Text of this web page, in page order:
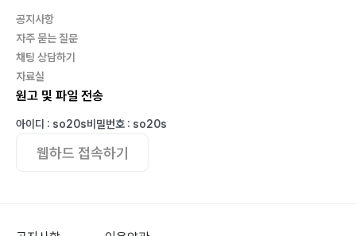
공지사항
자주 묻는 질문
채팅 상담하기
자료실
원고 및 파일 전송
아이디 : so20s비밀번호 : so20s
웹하드 접속하기